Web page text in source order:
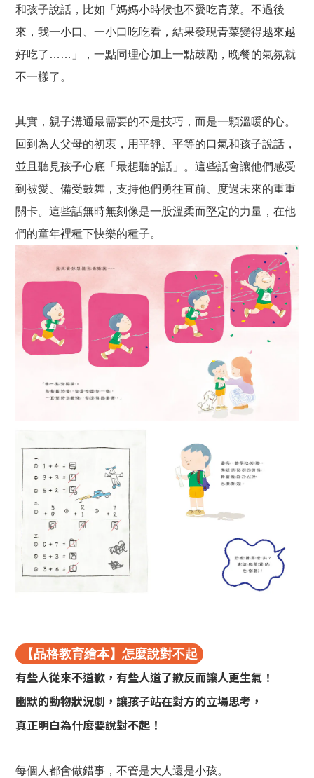
和孩子說話，比如「媽媽小時候也不愛吃青菜。不過後
來，我一小口、一小口吃吃看，結果發現青菜變得越來越
好吃了……」，一點同理心加上一點鼓勵，晚餐的氣氛就
不一樣了。
其實，親子溝通最需要的不是技巧，而是一顆溫暖的心。
回到為人父母的初衷，用平靜、平等的口氣和孩子說話，
並且聽見孩子心底「最想聽的話」。這些話會讓他們感受
到被愛、備受鼓舞，支持他們勇往直前、度過未來的重重
關卡。這些話無時無刻像是一股溫柔而堅定的力量，在他
們的童年裡種下快樂的種子。
【品格教育繪本】怎麼說對不起
有些人從來不道歉，有些人道了歉反而讓人更生氣！
幽默的動物狀況劇，讓孩子站在對方的立場思考，
真正明白為什麼要說對不起！
每個人都會做錯事，不管是大人還是小孩。